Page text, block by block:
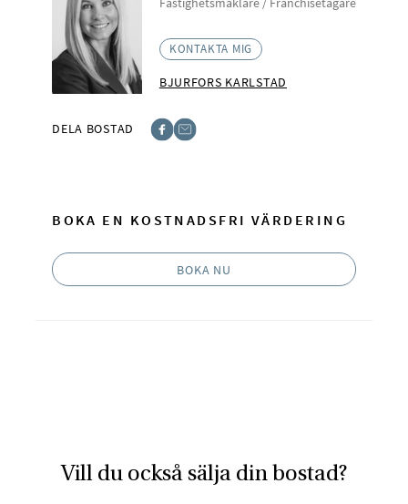
KONTAKTA MIG
BJURFORS KARLSTAD
DELA BOSTAD
BOKA EN KOSTNADSFRI VÄRDERING
BOKA NU
Vill du också sälja din bostad?